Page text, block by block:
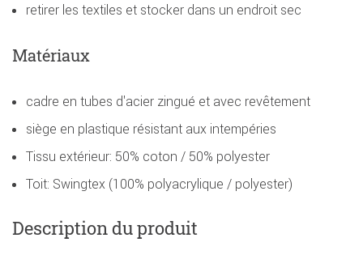
retirer les textiles et stocker dans un endroit sec
Matériaux
cadre en tubes d'acier zingué et avec revêtement
siège en plastique résistant aux intempéries
Tissu extérieur: 50% coton / 50% polyester
Toit: Swingtex (100% polyacrylique / polyester)
Description du produit